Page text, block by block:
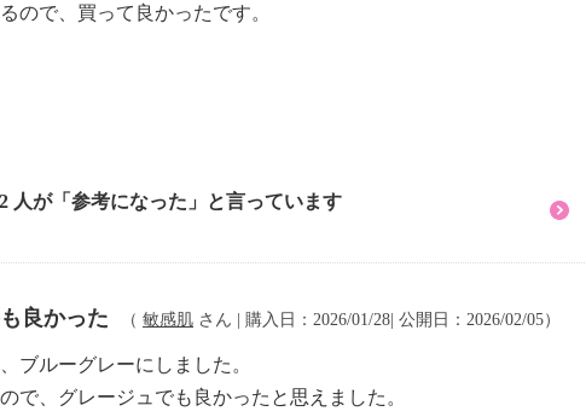
ので、買って良かったです。
2 人が「参考になった」と言っています
良かった （ 敏感肌 さん | 購入日：2026/01/28| 公開日：2026/02/05）
ブルーグレーにしました。
で、グレージュでも良かったと思えました。